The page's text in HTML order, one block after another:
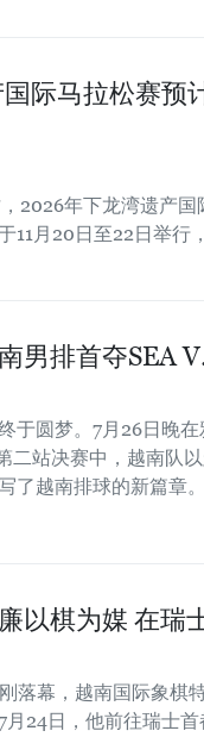
际马拉松赛预
2026年下龙湾遗产
11月20日至22日举行
男排首夺SEA
于圆梦。7月26日晚
二站决赛中，越南队
了越南排球的新篇章。
以棋为媒 在瑞
落幕，越南国际象棋
24日，他前往瑞士